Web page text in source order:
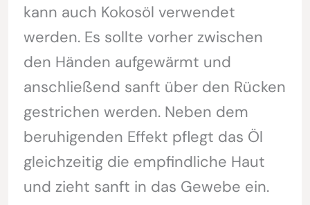
kann auch Kokosöl verwendet
werden. Es sollte vorher zwischen
den Händen aufgewärmt und
anschließend sanft über den Rücken
gestrichen werden. Neben dem
beruhigenden Effekt pflegt das Öl
gleichzeitig die empfindliche Haut
und zieht sanft in das Gewebe ein.